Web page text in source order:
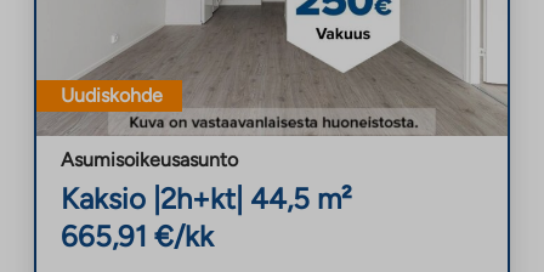
Uudiskohde
Asumisoikeusasunto
Kaksio 2h+kt| 44,5 m²
665,91 €/kk